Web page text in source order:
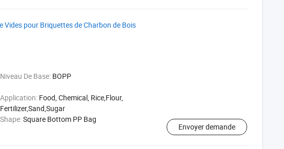
Vides pour Briquettes de Charbon de Bois
Niveau De Base: BOPP
Application: Food, Chemical, Rice,Flour,
Fertilizer,Sand,Sugar
Shape:Square Bottom PP Bag
Envoyer demande